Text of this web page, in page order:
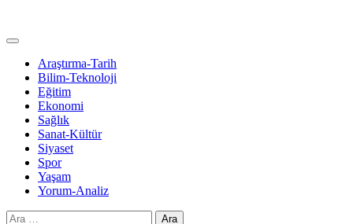
Araştırma-Tarih
Bilim-Teknoloji
Eğitim
Ekonomi
Sağlık
Sanat-Kültür
Siyaset
Spor
Yaşam
Yorum-Analiz
Arama: